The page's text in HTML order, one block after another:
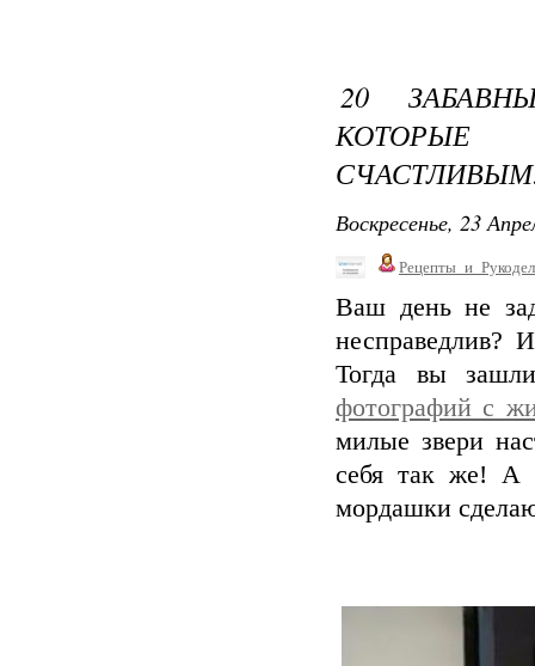
20
Воскресенье, 23
Ваш день не
несправедлив?
Тогда вы
фотографий с
милые звери
себя так же! А
мордашки